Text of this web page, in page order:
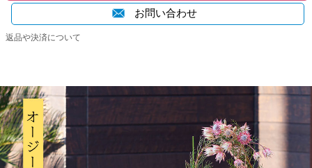
お問い合わせ
返品や決済について